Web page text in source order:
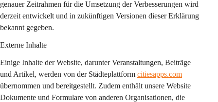
genauer Zeitrahmen für die Umsetzung der Verbesserungen wird
derzeit entwickelt und in zukünftigen Versionen dieser Erklärung
bekannt gegeben.
Externe Inhalte
Einige Inhalte der Website, darunter Veranstaltungen, Beiträge
und Artikel, werden von der Städteplattform citiesapps.com
übernommen und bereitgestellt. Zudem enthält unsere Website
Dokumente und Formulare von anderen Organisationen, die